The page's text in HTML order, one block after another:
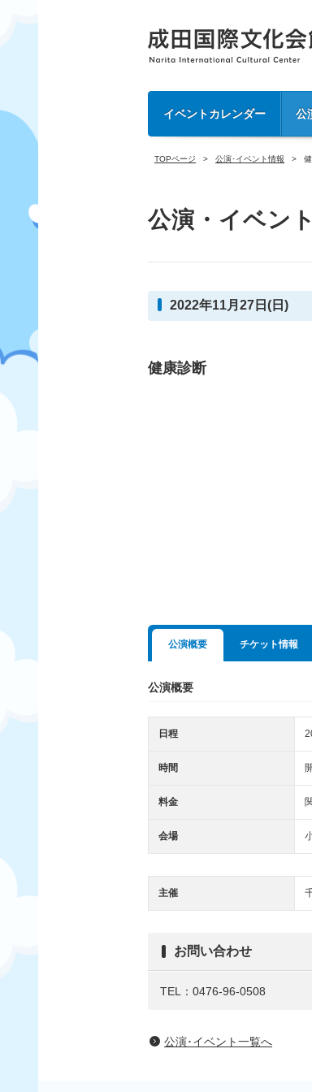
イベントカレンダー 公
TOPページ 公演･イベント情報
公演・イベン
2022年11月27日(日)
健康診断
公演概要 チケット情報
公演概要
日程
時間
料金
会場
主催
お問い合わせ
TEL：0476-96-0508
公演･イベント一覧へ